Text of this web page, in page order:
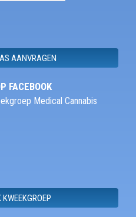
AANVRAGEN
FACEBOOK
Medical Cannabis